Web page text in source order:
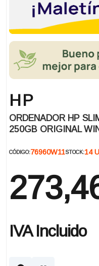
HP
ORDENADOR HP
250GB ORIGINAL
CÓDIGO:76960W11STOCK:14
IVA Incluido